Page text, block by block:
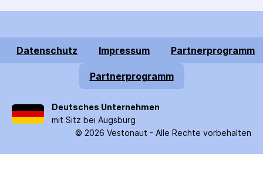
Datenschutz Impressum Partnerprogramm
Partnerprogramm
Deutsches Unternehmen
mit Sitz bei Augsburg
© 2026 Vestonaut - Alle Rechte vorbehalten